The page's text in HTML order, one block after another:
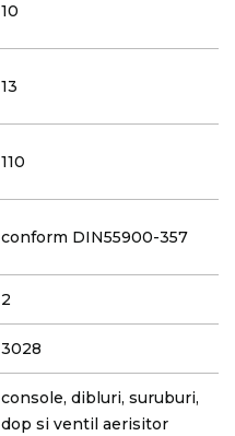
10
13
110
conform DIN55900-357
2
3028
console, dibluri, suruburi,
dop si ventil aerisitor